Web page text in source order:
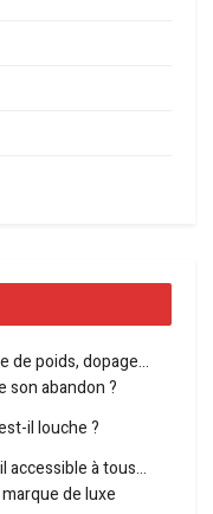
de poids, dopage…
son abandon ?
il louche ?
accessible à tous…
de luxe